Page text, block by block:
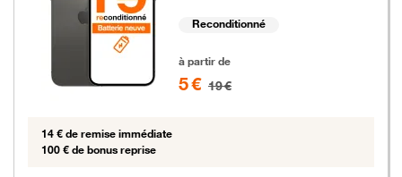
Reconditionné
à partir de
5 € 19 €
14 € de remise immédiate
100 € de bonus reprise